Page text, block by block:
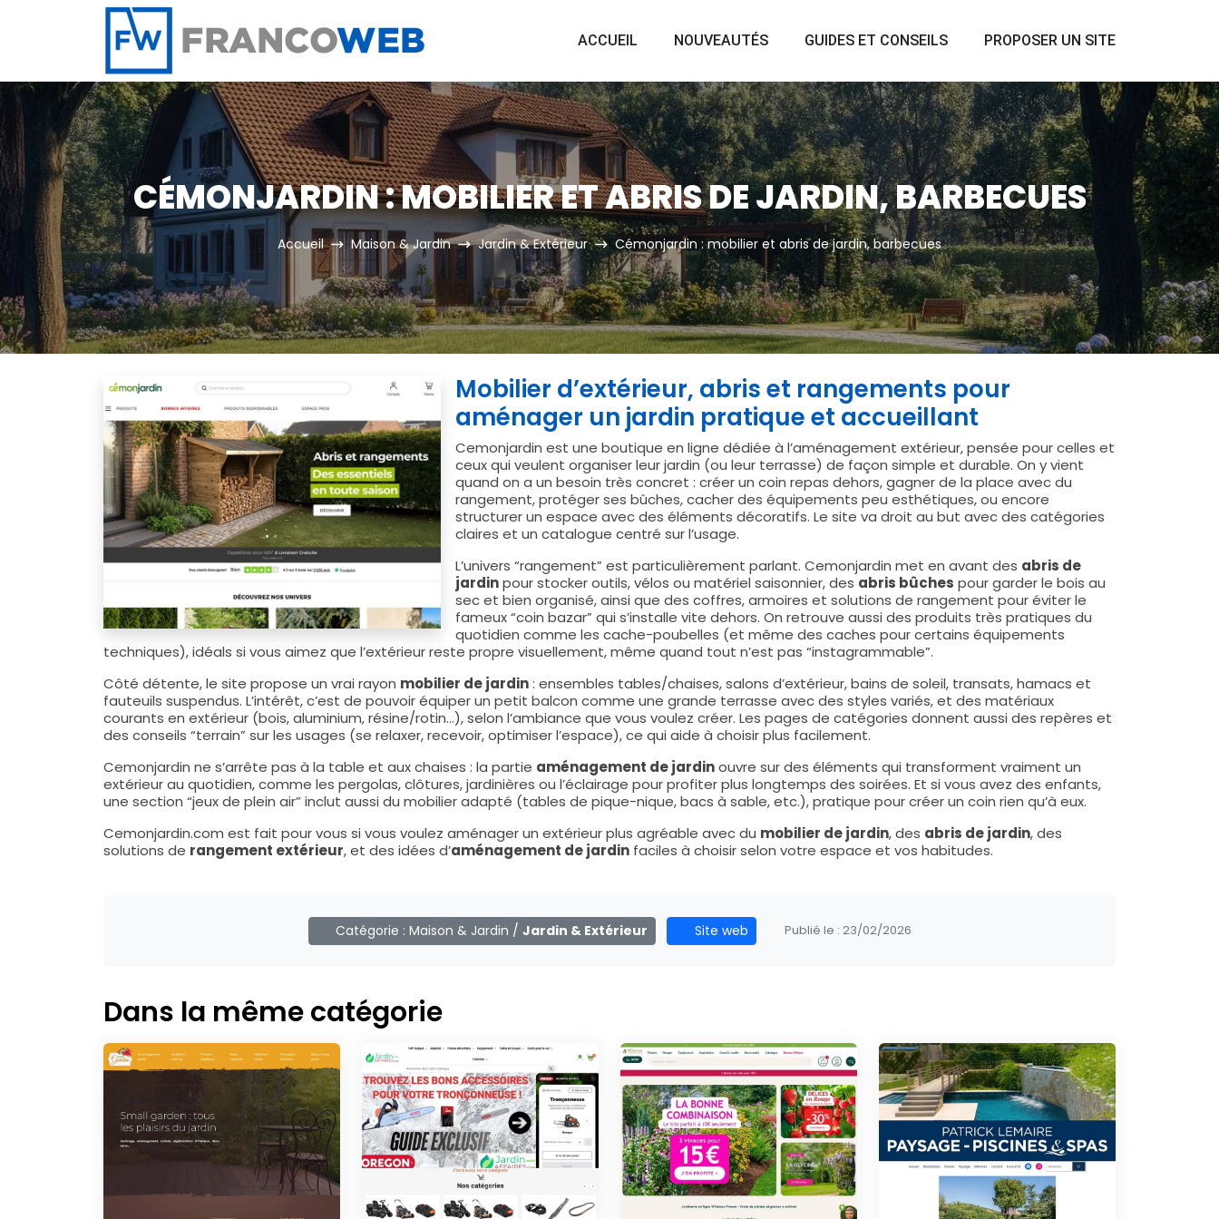
Panneau de gestion des cookies
ACCUEIL NOUVEAUTÉS GUIDES ET CONSEILS PROPOSER UN SITE
CÉMONJARDIN : MOBILIER ET ABRIS DE JARDIN, BARBECUES
Accueil Maison & Jardin Jardin & Extérieur Cémonjardin : mobilier et abris de jardin, barbecues
Mobilier d’extérieur, abris et rangements pour
aménager un jardin pratique et accueillant
Cemonjardin est une boutique en ligne dédiée à l’aménagement extérieur, pensée pour celles et
ceux qui veulent organiser leur jardin (ou leur terrasse) de façon simple et durable. On y vient
quand on a un besoin très concret : créer un coin repas dehors, gagner de la place avec du
rangement, protéger ses bûches, cacher des équipements peu esthétiques, ou encore
structurer un espace avec des éléments décoratifs. Le site va droit au but avec des catégories
claires et un catalogue centré sur l’usage.
L’univers “rangement” est particulièrement parlant. Cemonjardin met en avant des abris de
jardinpour stocker outils, vélos ou matériel saisonnier, des abris bûches pour garder le bois au
sec et bien organisé, ainsi que des coffres, armoires et solutions de rangement pour éviter le
fameux “coin bazar” qui s’installe vite dehors. On retrouve aussi des produits très pratiques du
quotidien comme les cache-poubelles (et même des caches pour certains équipements
techniques), idéals si vous aimez que l’extérieur reste propre visuellement, même quand tout n’est pas “instagrammable”.
Côté détente, le site propose un vrai rayon mobilier de jardin: ensembles tables/chaises, salons d’extérieur, bains de soleil, transats, hamacs et
fauteuils suspendus. L’intérêt, c’est de pouvoir équiper un petit balcon comme une grande terrasse avec des styles variés, et des matériaux
courants en extérieur (bois, aluminium, résine/rotin…), selon l’ambiance que vous voulez créer. Les pages de catégories donnent aussi des repères et
des conseils “terrain” sur les usages (se relaxer, recevoir, optimiser l’espace), ce qui aide à choisir plus facilement.
Cemonjardin ne s’arrête pas à la table et aux chaises : la partie aménagement de jardinouvre sur des éléments qui transforment vraiment un
extérieur au quotidien, comme les pergolas, clôtures, jardinières ou l’éclairage pour profiter plus longtemps des soirées. Et si vous avez des enfants,
une section “jeux de plein air” inclut aussi du mobilier adapté (tables de pique-nique, bacs à sable, etc.), pratique pour créer un coin rien qu’à eux.
Cemonjardin.com est fait pour vous si vous voulez aménager un extérieur plus agréable avec du mobilier de jardin, des abris de jardin, des
solutions de rangement extérieur, et des idées d’aménagement de jardin faciles à choisir selon votre espace et vos habitudes.
Catégorie : Maison & Jardin / Jardin & Extérieur Site web Publié le : 23/02/2026
Dans la même catégorie